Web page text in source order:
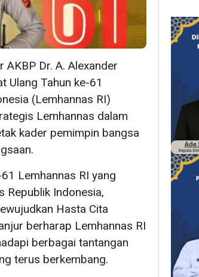
AKBP Dr. A. Alexander
Ulang Tahun ke-61
(Lemhannas RI)
Lemhannas dalam
kader pemimpin bangsa
Lemhannas RI yang
Republik Indonesia,
Hasta Cita
berharap Lemhannas RI
berbagai tantangan
terus berkembang.